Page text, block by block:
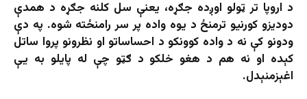
د اروپا تر ټولو اوږده جګړه، يعنې سل کلنه جګړه د همدې
دودیزو کورنيو ترمنځ د يوه واده پر سر رامنځته شوه. په دې
ودونو کې نه د واده کوونکو د احساساتو او نظرونو پروا ساتل
کېده او نه هم د هغو خلکو د ګټو چې له پايلو به يې
اغېزمنېدل.